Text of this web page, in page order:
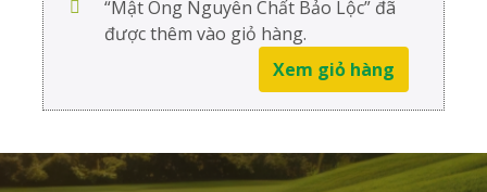
“Mật Ong Nguyên Chất Bảo Lộc” đã
được thêm vào giỏ hàng.
Xem giỏ hàng